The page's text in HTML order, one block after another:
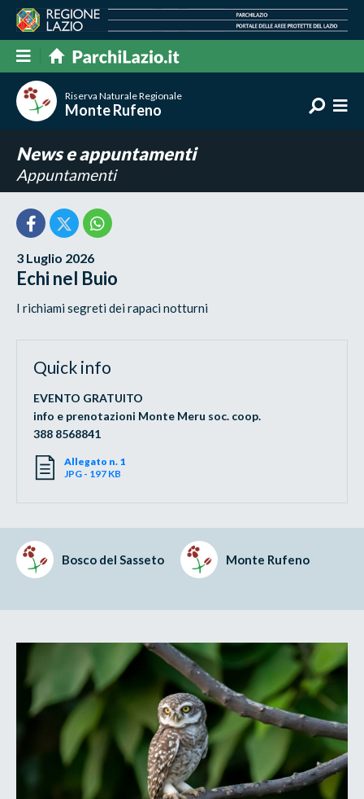
Riserva Naturale Regionale
Monte Rufeno
News e appuntamenti
Appuntamenti
3 Luglio 2026
Echi nel Buio
I richiami segreti dei rapaci notturni
Quick info
EVENTO GRATUITO
info e prenotazioni Monte Meru soc. coop.
388 8568841
Allegato n. 1
JPG - 197 KB
Bosco del Sasseto Monte Rufeno